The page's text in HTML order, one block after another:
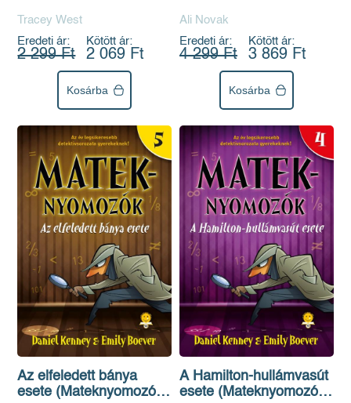
Tracey West
Eredeti ár:
2 299 Ft
Kötött ár:
2 069 Ft
Kosárba
With The Walter Boys
2.)
Ali Novak
Eredeti ár:
4 299 Ft
Kötött ár:
3 869 Ft
Kosárba
Az elfeledett bánya
esete (Mateknyomozók
A Hamilton-hullámvasút
esete (Mateknyomozók